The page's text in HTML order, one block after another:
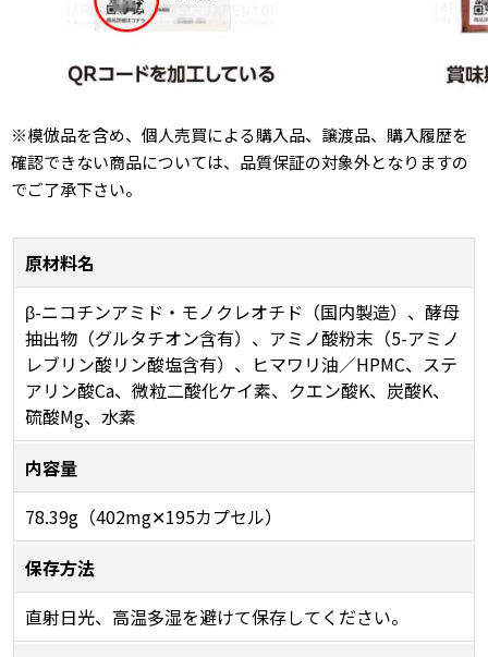
※模倣品を含め、個人売買による購入品、譲渡品、購入履歴を
確認できない商品については、品質保証の対象外となりますの
でご了承下さい。
原材料名
β-ニコチンアミド・モノクレオチド（国内製造）、酵母
抽出物（グルタチオン含有）、アミノ酸粉末（5-アミノ
レブリン酸リン酸塩含有）、ヒマワリ油／HPMC、ステ
アリン酸Ca、微粒二酸化ケイ素、クエン酸K、炭酸K、
硫酸Mg、水素
内容量
78.39g（402mg✕195カプセル）
保存方法
直射日光、高温多湿を避けて保存してください。